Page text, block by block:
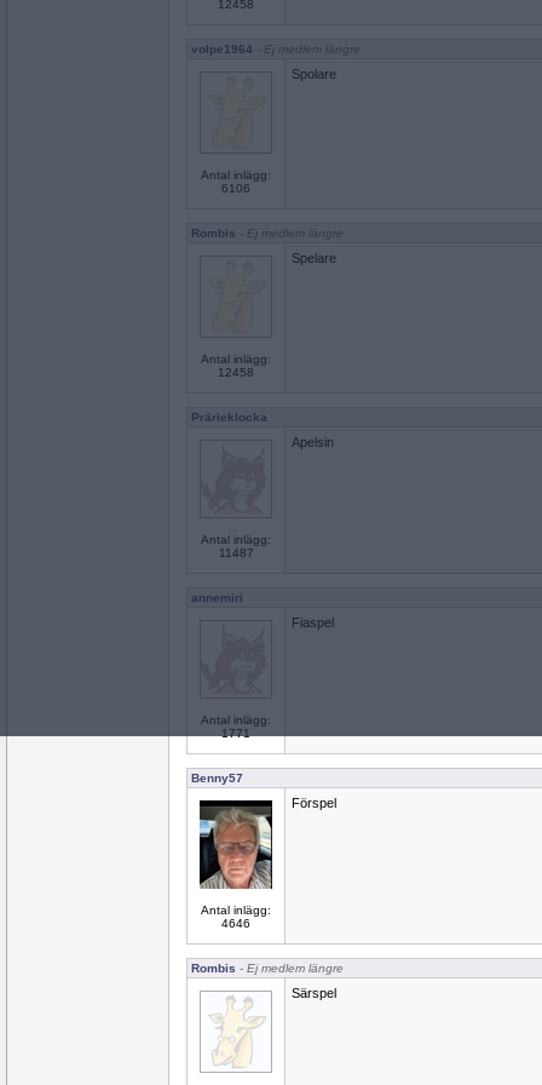
12458
volpe1964 - Ej medlem längre
Antal inlägg:
6106
Spolare
Rombis - Ej medlem längre
Antal inlägg:
12458
Spelare
Prärieklocka
Antal inlägg:
11487
Apelsin
annemiri
Antal inlägg:
1771
Fiaspel
Benny57
Antal inlägg:
4646
Förspel
Rombis - Ej medlem längre
Särspel